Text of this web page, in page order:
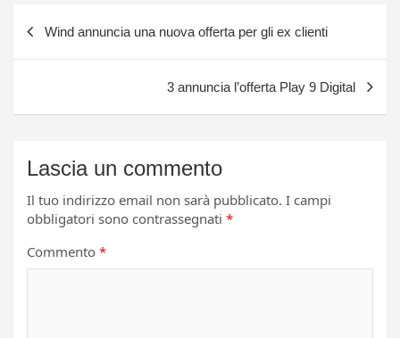
Wind annuncia una nuova offerta per gli ex clienti
3 annuncia l’offerta Play 9 Digital
Lascia un commento
Il tuo indirizzo email non sarà pubblicato. I campi
obbligatori sono contrassegnati *
Commento *